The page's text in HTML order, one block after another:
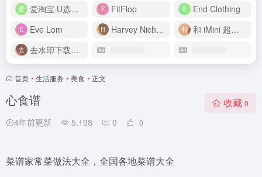
爱淘宝·U选好价
FitFlop
End Clothing
Eve Lom
Harvey Nichols
和 iMini 超级智能体一起构建伟大作品
去水印下载视频
首页 • 生活服务 • 美食 • 正文
心食谱
4年前更新 5,198 0 0
收藏 0
菜谱家常菜做法大全，全国各地菜谱大全